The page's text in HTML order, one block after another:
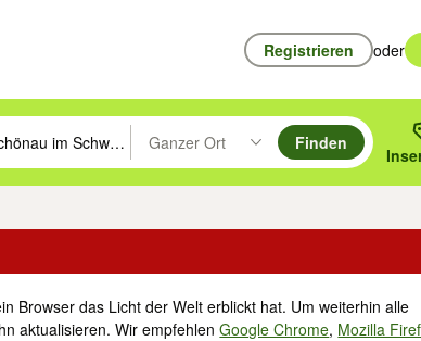
Registrieren oder
den Pfeiltasten nach oben/unten durchsuchen und mit
Ort eingeben. Eingabetaste drücken um zu suchen,
Ganzer Ort
Suche im Umkreis des gewählten Orts
Finden
Browser das Licht der Welt erblickt hat. Um weiterhin alle
aktualisieren. Wir empfehlenGoogle Chrome, Mozilla